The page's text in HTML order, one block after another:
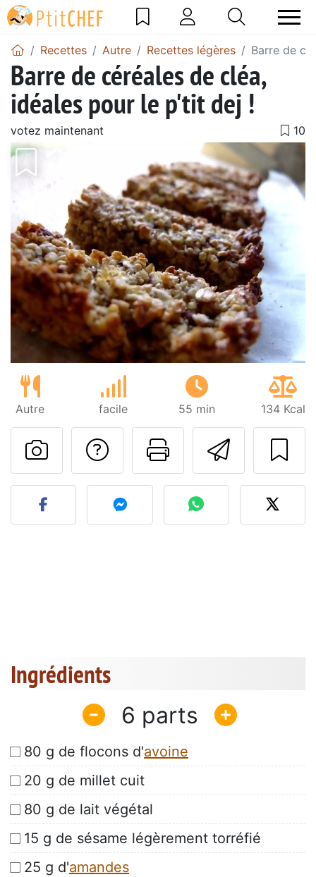
Recettes Autre Recettes légères Barre de
Barre de céréales de cléa,
idéales pour le p'tit dej !
votez maintenant
Autre facile 55 min 134 Kcal
Imprimer
Poser une
Publier votre photo de
Ingrédients
6
80 g de flocons d'avoine
20 g de millet cuit
80 g de lait végétal
15 g de sésame légèrement torréfié
25 g d'amandes